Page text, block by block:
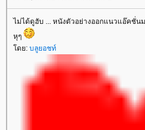
ไม่ได้ดูฮับ ... หนังตัวอย่างออกแนวแอ๊คชั่น
หุๆ
ดย: บลูยอชท์